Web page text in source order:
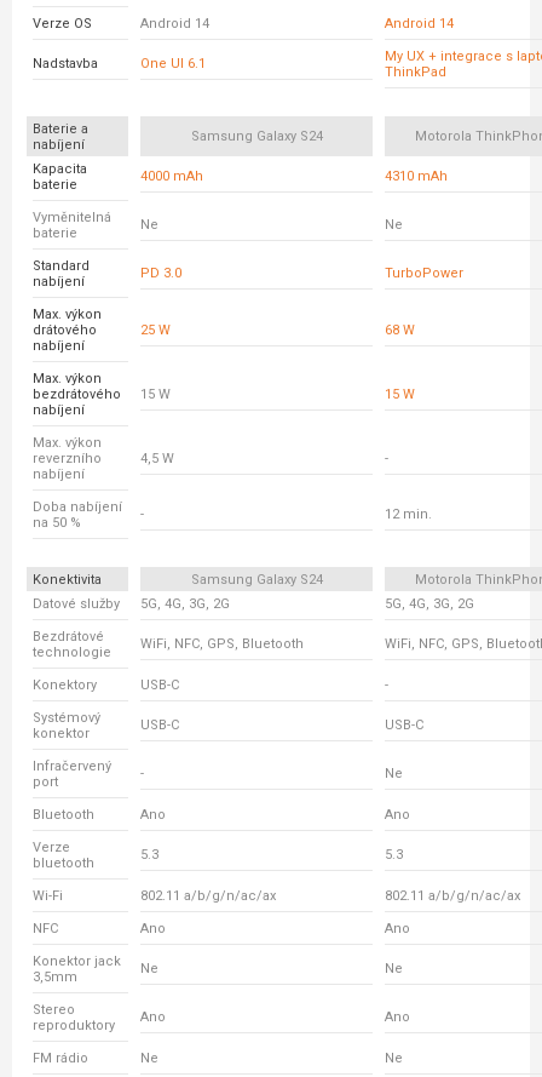
Verze OS Android 14 Android 14
Nadstavba One UI 6.1
My UX + integrace s
ThinkPad
Baterie a
nabíjení
Samsung Galaxy S24 Motorola
Kapacita
baterie
4000 mAh 4310 mAh
Vyměnitelná
baterie
Ne Ne
Standard
nabíjení
PD 3.0 TurboPower
Max. výkon
drátového
nabíjení
25 W 68 W
Max. výkon
bezdrátového
nabíjení
15 W 15 W
Max. výkon
reverzního
nabíjení
4,5 W -
Doba nabíjení
na 50 %
- 12 min.
Konektivita Samsung Galaxy S24
Motorola
Datové služby
5G, 4G, 3G, 2G 5G, 4G, 3G, 2G
Bezdrátové
technologie
WiFi, NFC, GPS, Bluetooth WiFi, NFC, GPS,
Konektory USB-C -
Systémový
konektor
USB-C USB-C
Infračervený
port
- Ne
Bluetooth Ano Ano
Verze
bluetooth
5.3 5.3
Wi-Fi 802.11 a/b/g/n/ac/ax 802.11 a/b/g/n/ac/ax
NFC Ano Ano
Konektor jack
3,5mm
Ne Ne
Stereo
reproduktory
Ano Ano
FM rádio Ne Ne